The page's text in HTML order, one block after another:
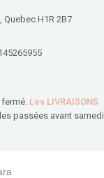
H1R 2B7
fermé. Les LIVRAISONS
passées avant samedi